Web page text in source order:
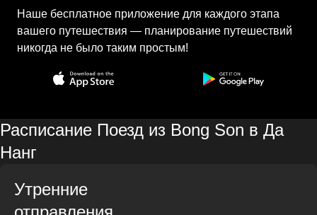
Наше бесплатное приложение для каждого этапа
вашего путешествия — планирование путешествий
никогда не было таким простым!
Расписание Поезд из Bong Son в Да
Нанг
Утренние